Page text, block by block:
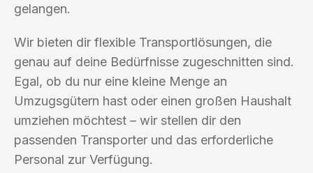
gelangen.
Wir bieten dir flexible Transportlösungen, die
genau auf deine Bedürfnisse zugeschnitten sind.
Egal, ob du nur eine kleine Menge an
Umzugsgütern hast oder einen großen Haushalt
umziehen möchtest – wir stellen dir den
passenden Transporter und das erforderliche
Personal zur Verfügung.